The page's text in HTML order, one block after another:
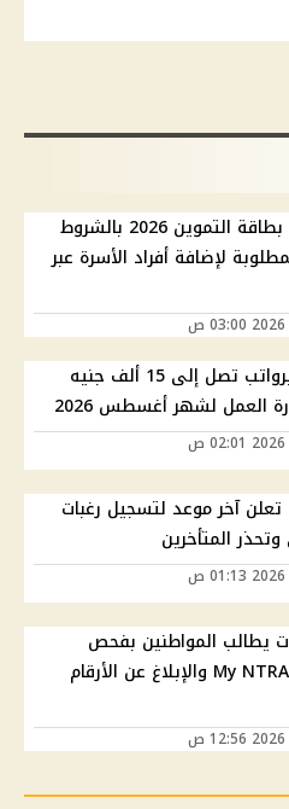
خطوات تحديث بطاقة التموين 2026 بالشروط
لإضافة أفراد الأسرة عبر
وظائف خالية برواتب تصل إلى 15 ألف جنيه
العمل لشهر أغسطس 2026
تعلن آخر موعد لتسجيل رغبات
المتأخرين
يطالب المواطنين بفحص
خطوطهم عبر My NTRA والإبلاغ عن الأرقام